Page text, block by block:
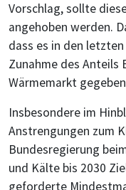
Vorschlag, sollte
angehoben werden.
dass es in den
Zunahme des Anteils
Wärmemarkt
Insbesondere im
Anstrengungen zum
Bundesregierung
und Kälte bis 2030
geforderte